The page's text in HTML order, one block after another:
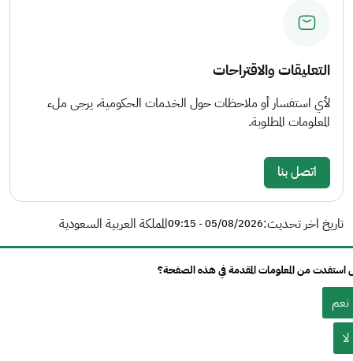
التعليقات والاقتراحات
لأي استفسار أو ملاحظات حول الخدمات الحكومية، يرجى ملء
المعلومات المطلوبة.
اتصل بنا
تاريخ اخر تحديث:05/08/2026 - 09:15 المملكة العربية السعودية
استفدت من المعلومات المقدمة في هذه الصفحة؟
نعم
لا